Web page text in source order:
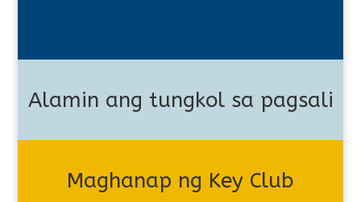
Alamin ang tungkol sa pagsali
Maghanap ng Key Club